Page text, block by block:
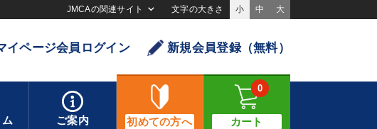
JMCAの関連サイト 文字の大きさ 小 中 大
イページ会員ログイン 新規会員登録（無料）
ご案内 初めての方へ カート
0